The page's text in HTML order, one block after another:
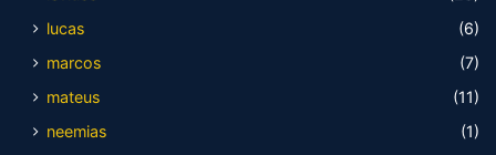
lucas
(6)
marcos
(7)
mateus
(11)
neemias
(1)